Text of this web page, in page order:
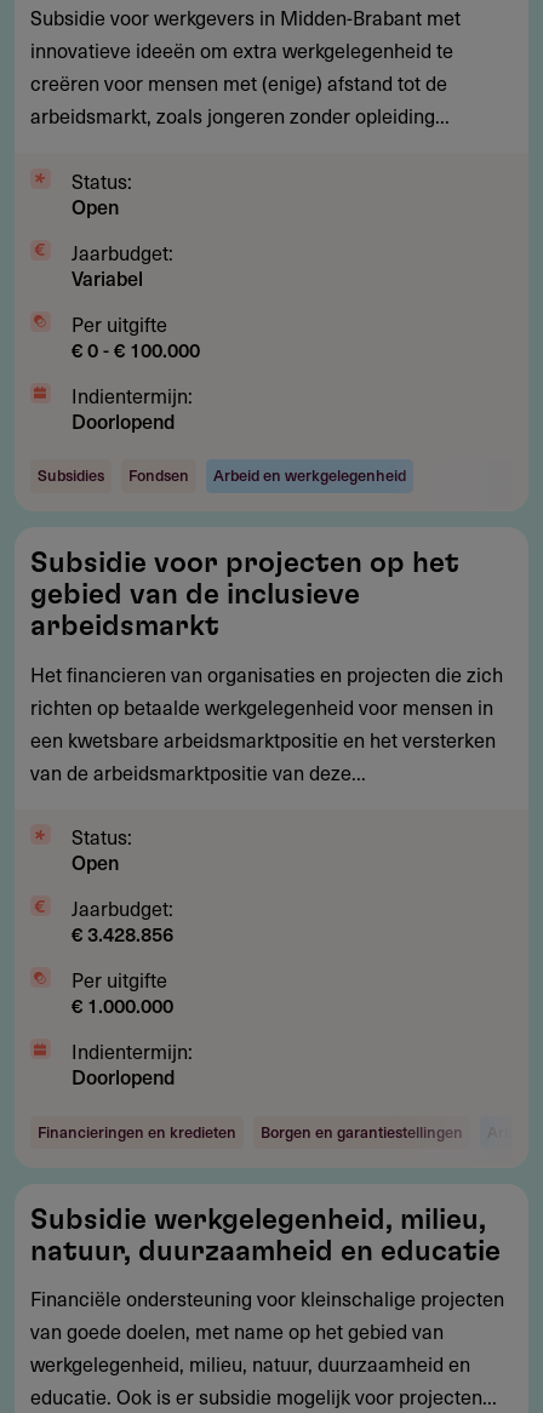
bij
creëren
werkgelegenheid
Subsidie voor werkgevers in Midden-Brabant met
innovatieve ideeën om extra werkgelegenheid te
creëren voor mensen met (enige) afstand tot de
arbeidsmarkt, zoals jongeren zonder opleiding...
Status:
Open
Jaarbudget:
Variabel
Per uitgifte
€ 0 - € 100.000
Indientermijn:
Doorlopend
Subsidies Fondsen Arbeid en werkgelegenheid
voor
projecten
op
het
gebied
van
de
arbeidsmarkt
Subsidie voor projecten op het
gebied van de inclusieve
arbeidsmarkt
Het financieren van organisaties en projecten die zich
richten op betaalde werkgelegenheid voor mensen in
een kwetsbare arbeidsmarktpositie en het versterken
van de arbeidsmarktpositie van deze...
Status:
Open
Jaarbudget:
€ 3.428.856
Per uitgifte
€ 1.000.000
Indientermijn:
Doorlopend
Financieringen en kredieten Borgen en garantiestellingen
werkgelegenheid,
milieu,
natuur,
duurzaamheid
en
educatie
Subsidie werkgelegenheid, milieu,
natuur, duurzaamheid en educatie
Financiële ondersteuning voor kleinschalige projecten
van goede doelen, met name op het gebied van
werkgelegenheid, milieu, natuur, duurzaamheid en
educatie. Ook is er subsidie mogelijk voor projecten...